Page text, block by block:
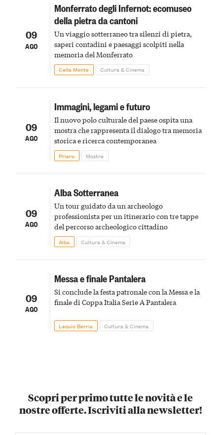
09
AGO
Monferrato degli Infernot: ecomuseo
della pietra da cantoni
Un viaggio sotterraneo tra silenzi di pietra,
saperi contadini e paesaggi scolpiti nella
memoria del Monferrato
Cella Monte Cultura & Cinema
09
AGO
Immagini, legami e futuro
Il nuovo polo culturale del paese ospita una
mostra che rappresenta il dialogo tra memoria
storica e ricerca contemporanea
Priero Mostre
09
AGO
Alba Sotterranea
Un tour guidato da un archeologo
professionista per un itinerario con tre tappe
del percorso archeologico cittadino
Alba Cultura & Cinema
09
AGO
Messa e finale Pantalera
Si conclude la festa patronale con la Messa e la
finale di Coppa Italia Serie A Pantalera
Lequio Berria Cultura & Cinema
Scopri per primo tutte le novità e le
nostre offerte. Iscriviti alla newsletter!